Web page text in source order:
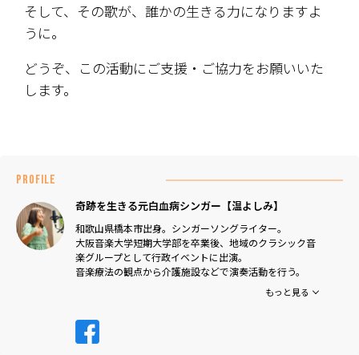
そして、その歌が、誰かの生きる力になりますよ
うに。
どうぞ、この活動にご支援・ご協力をお願いいた
します。
PROFILE
奇跡を生きる元白血病シンガー【温よしみ】
和歌山県橋本市出身。シンガーソングライター。
大阪音楽大学短期大学部を卒業後、地域のクラシック音
楽グループとして行政イベントに出演。
音楽療法の観点から介護施設などで演奏活動を行う。
35歳のとき血液疾患を発症し、2年間の闘病を経て白血
る。
長期入院と薬の副作用により、全身の筋肉、そして声帯
もっと見る